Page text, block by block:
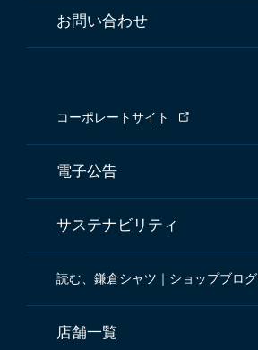
お問い合わせ
コーポレートサイト
電子公告
サステナビリティ
読む、鎌倉シャツ｜ショップブログ
店舗一覧